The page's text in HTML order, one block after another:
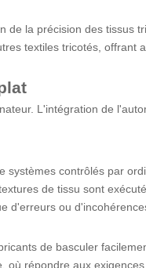
la précision des tissus
textiles tricotés, offrant
L'intégration de
systèmes contrôlés par
de tissu sont
d'erreurs ou
de basculer
répondre aux